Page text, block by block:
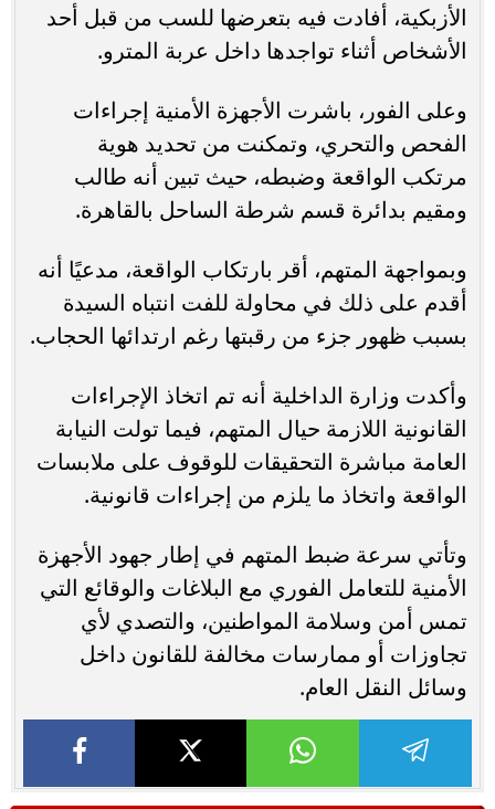
الأزبكية، أفادت فيه بتعرضها للسب من قبل أحد
الأشخاص أثناء تواجدها داخل عربة المترو.
وعلى الفور، باشرت الأجهزة الأمنية إجراءات
الفحص والتحري، وتمكنت من تحديد هوية
مرتكب الواقعة وضبطه، حيث تبين أنه طالب
ومقيم بدائرة قسم شرطة الساحل بالقاهرة.
وبمواجهة المتهم، أقر بارتكاب الواقعة، مدعيًا أنه
أقدم على ذلك في محاولة للفت انتباه السيدة
بسبب ظهور جزء من رقبتها رغم ارتدائها الحجاب.
وأكدت وزارة الداخلية أنه تم اتخاذ الإجراءات
القانونية اللازمة حيال المتهم، فيما تولت النيابة
العامة مباشرة التحقيقات للوقوف على ملابسات
الواقعة واتخاذ ما يلزم من إجراءات قانونية.
وتأتي سرعة ضبط المتهم في إطار جهود الأجهزة
الأمنية للتعامل الفوري مع البلاغات والوقائع التي
تمس أمن وسلامة المواطنين، والتصدي لأي
تجاوزات أو ممارسات مخالفة للقانون داخل
وسائل النقل العام.